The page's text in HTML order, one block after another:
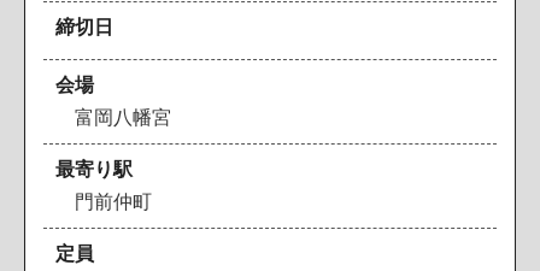
締切日
会場
富 岡 八幡宮
最寄り駅
門前仲町
定員